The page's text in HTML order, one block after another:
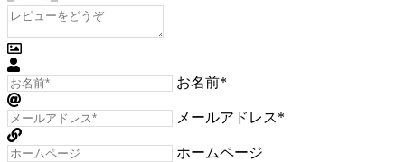
お名前*
メールアドレス*
ホームページ